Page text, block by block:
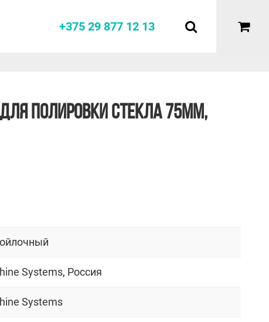
+375 29 877 12 13
ДЛЯ ПОЛИРОВКИ СТЕКЛА 75ММ,
Systems, Россия
Systems